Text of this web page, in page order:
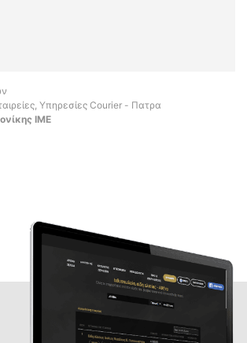
Υπηρεσίες Courier - Πατρα
ΙΜΕ